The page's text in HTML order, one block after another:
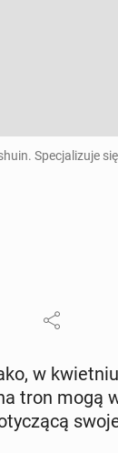
Specjalizuje
w kwiet­niu
tron mogą